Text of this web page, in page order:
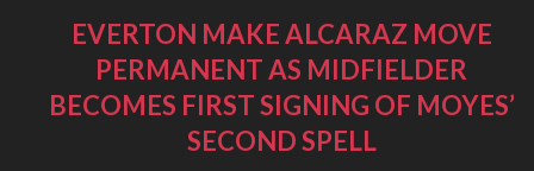
EVERTON MAKE ALCARAZ MOVE
PERMANENT AS MIDFIELDER
BECOMES FIRST SIGNING OF MOYES’
SECOND SPELL